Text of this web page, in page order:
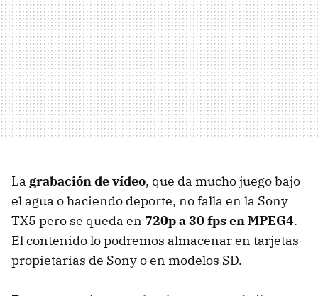
La grabación de vídeo, que da mucho juego bajo
el agua o haciendo deporte, no falla en la Sony
TX5 pero se queda en 720p a 30 fps en MPEG4.
El contenido lo podremos almacenar en tarjetas
propietarias de Sony o en modelos SD.